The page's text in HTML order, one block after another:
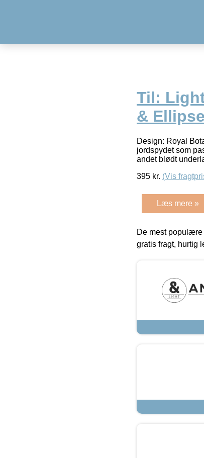
Til:
& Ellipse
Design: Royal
jordspydet som
andet blødt
395 kr. (Vis
Læs mere »
De mest
gratis fragt, hurtig